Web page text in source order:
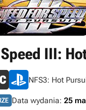
III:
NFS3: Hot
Data wydania: 25